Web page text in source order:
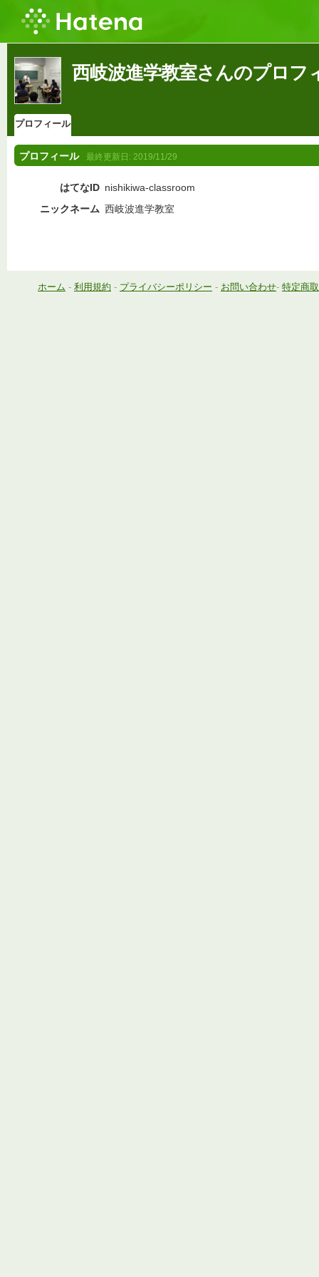
西岐波進学教室さんのプロフ
プロフィール
プロフィール 最終更新日: 2019/11/29
はてなID nishikiwa-classroom
ニックネーム 西岐波進学教室
ホーム - 利用規約 - プライバシーポリシー - お問い合わせ- 特定商